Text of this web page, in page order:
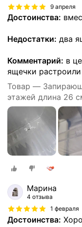
9 апреля
Достоинства:
Недостатки: два
Комментарий: в
ящечки растроили
Товар —
этажей длина 26
Марина
4 отзыва
1 февраля
Достоинства: